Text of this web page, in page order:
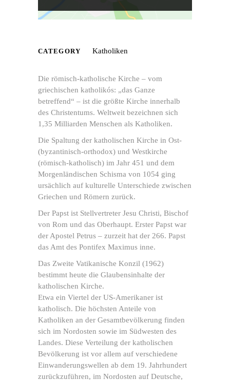
CATEGORY Katholiken
Die römisch-katholische Kirche – vom
griechischen katholikós: „das Ganze
betreffend“ – ist die größte Kirche innerhalb
des Christentums. Weltweit bezeichnen sich
1,35 Milliarden Menschen als Katholiken.
Die Spaltung der katholischen Kirche in Ost-
(byzantinisch-orthodox) und Westkirche
(römisch-katholisch) im Jahr 451 und dem
Morgenländischen Schisma von 1054 ging
ursächlich auf kulturelle Unterschiede zwischen
Griechen und Römern zurück.
Der Papst ist Stellvertreter Jesu Christi, Bischof
von Rom und das Oberhaupt. Erster Papst war
der Apostel Petrus – zurzeit hat der 266. Papst
das Amt des Pontifex Maximus inne.
Das Zweite Vatikanische Konzil (1962)
bestimmt heute die Glaubensinhalte der
katholischen Kirche.
Etwa ein Viertel der US-Amerikaner ist
katholisch. Die höchsten Anteile von
Katholiken an der Gesamtbevölkerung finden
sich im Nordosten sowie im Südwesten des
Landes. Diese Verteilung der katholischen
Bevölkerung ist vor allem auf verschiedene
Einwanderungswellen ab dem 19. Jahrhundert
zurückzuführen, im Nordosten auf Deutsche,